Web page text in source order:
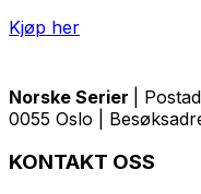
Kjøp her
Norske Serier
|
0055 Oslo |
KONTAKT OSS